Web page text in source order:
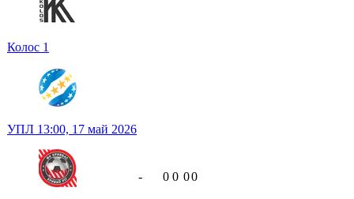
Колос 1
УПЛ 13:00, 17 май 2026
- 0 0 00